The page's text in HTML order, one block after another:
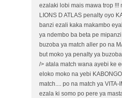
ezalaki lobi mais mawa trop !!!
LIONS D ATLAS penalty oyo
banzi ezali kaka makambo
ya ndembo ba beta pe
buzoba ya match aller po na
but moko ya penalty ya
/> atala match wana ayebi ke
eloko moko na yebi
match.... po na match ya
ezala ki somo po pere ya